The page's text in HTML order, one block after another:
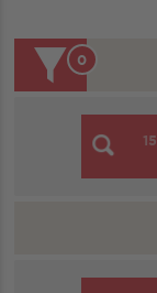
0
15